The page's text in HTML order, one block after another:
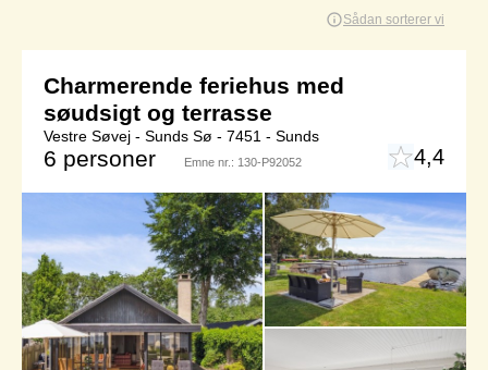
Sådan sorterer vi
Charmerende feriehus med
søudsigt og terrasse
Vestre Søvej - Sunds Sø - 7451 - Sunds
6 personer Emne nr.: 130-P92052 4,4